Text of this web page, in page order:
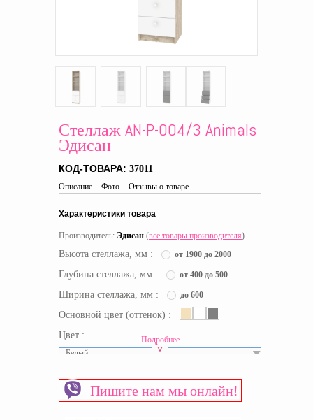
Стеллаж AN-P-004/3 Animals
Эдисан
КОД-ТОВАРА: 37011
Описание Фото Отзывы о товаре
Характеристики товара
Производитель: Эдисан (все товары производителя)
Высота стеллажа, мм : от 1900 до 2000
Глубина стеллажа, мм : от 400 до 500
Ширина стеллажа, мм : до 600
Основной цвет (оттенок) :
Цвет :
Белый
Материал изготовления каркаса ЛДСП
Подробнее
Пишите нам мы онлайн!